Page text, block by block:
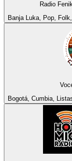
Radio
Banja Luka, Pop,
Bogotá, Cumbia,